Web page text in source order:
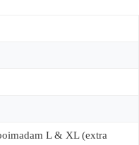
L & XL (extra